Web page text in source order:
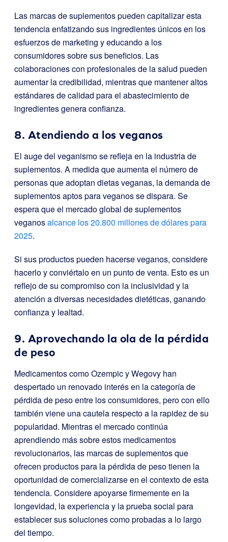
Las marcas de suplementos pueden capitalizar esta
tendencia enfatizando sus ingredientes únicos en los
esfuerzos de marketing y educando a los
consumidores sobre sus beneficios. Las
colaboraciones con profesionales de la salud pueden
aumentar la credibilidad, mientras que mantener altos
estándares de calidad para el abastecimiento de
ingredientes genera confianza.
8. Atendiendo a los veganos
El auge del veganismo se refleja en la industria de
suplementos. A medida que aumenta el número de
personas que adoptan dietas veganas, la demanda de
suplementos aptos para veganos se dispara. Se
espera que el mercado global de suplementos
veganosalcance los 20.800 millones de dólares para
2025.
Si sus productos pueden hacerse veganos, considere
hacerlo y conviértalo en un punto de venta. Esto es un
reflejo de su compromiso con la inclusividad y la
atención a diversas necesidades dietéticas, ganando
confianza y lealtad.
9. Aprovechando la ola de la pérdida
de peso
Medicamentos como Ozempic y Wegovy han
despertado un renovado interés en la categoría de
pérdida de peso entre los consumidores, pero con ello
también viene una cautela respecto a la rapidez de su
popularidad. Mientras el mercado continúa
aprendiendo más sobre estos medicamentos
revolucionarios, las marcas de suplementos que
ofrecen productos para la pérdida de peso tienen la
oportunidad de comercializarse en el contexto de esta
tendencia. Considere apoyarse firmemente en la
longevidad, la experiencia y la prueba social para
establecer sus soluciones como probadas a lo largo
del tiempo.